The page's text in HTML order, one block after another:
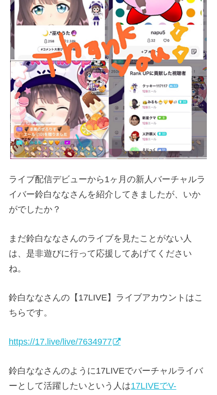
ライブ配信デビューから1ヶ月の新人バーチャルラ
イバー鈴白ななさんを紹介してきましたが、いか
がでしたか？
まだ鈴白ななさんのライブを見たことがない人
は、是非遊びに行って応援してあげてください
ね。
鈴白ななさんの【17LIVE】ライブアカウントはこ
ちらです。
https://17.live/live/7634977
鈴白ななさんのように17LIVEでバーチャルライバ
ーとして活躍したいという人は17LIVEでV-